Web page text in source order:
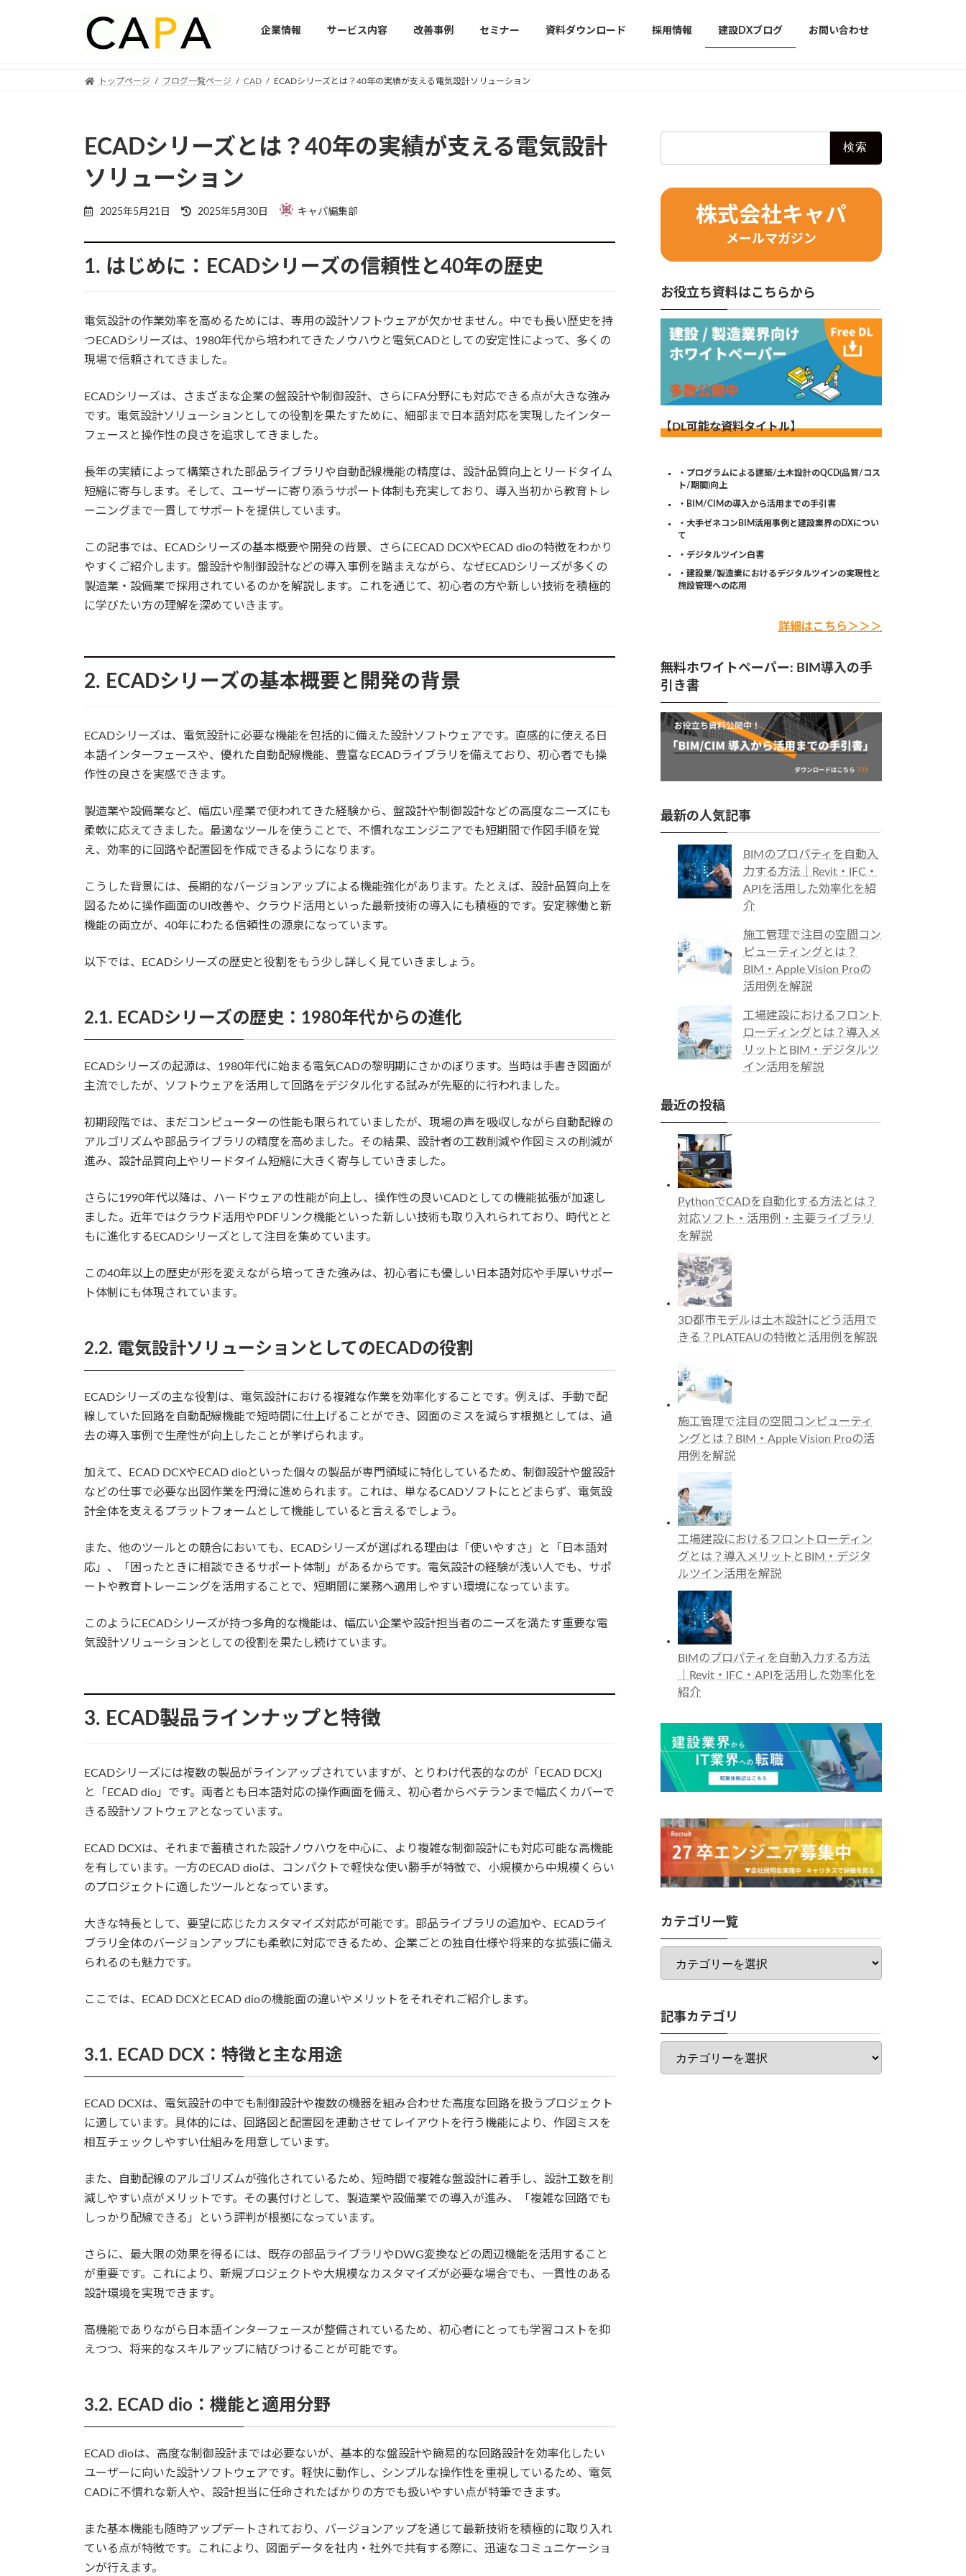
企業情報 サービス内容 改善事例 セミナー 資料ダウンロード 採用情報 建設DXブログ お問い合わせ
トップページ ブログ一覧ページ CAD ECADシリーズとは？40年の実績が支える電気設計ソリューション
ECADシリーズとは？40年の実績が支える電気設計
ソリューション
2025年5月21日
Last
updated
2025年5月30日 キャパ編集部
1. はじめに：ECADシリーズの信頼性と40年の歴史
電気設計の作業効率を高めるためには、専用の設計ソフトウェアが欠かせません。中でも長い歴史を持
つECADシリーズは、1980年代から培われてきたノウハウと電気CADとしての安定性によって、多くの
現場で信頼されてきました。
ECADシリーズは、さまざまな企業の盤設計や制御設計、さらにFA分野にも対応できる点が大きな強み
です。電気設計ソリューションとしての役割を果たすために、細部まで日本語対応を実現したインター
フェースと操作性の良さを追求してきました。
長年の実績によって構築された部品ライブラリや自動配線機能の精度は、設計品質向上とリードタイム
短縮に寄与します。そして、ユーザーに寄り添うサポート体制も充実しており、導入当初から教育トレ
ーニングまで一貫してサポートを提供しています。
この記事では、ECADシリーズの基本概要や開発の背景、さらにECAD DCXやECAD dioの特徴をわかり
やすくご紹介します。盤設計や制御設計などの導入事例を踏まえながら、なぜECADシリーズが多くの
製造業・設備業で採用されているのかを解説します。これを通じて、初心者の方や新しい技術を積極的
に学びたい方の理解を深めていきます。
2. ECADシリーズの基本概要と開発の背景
ECADシリーズは、電気設計に必要な機能を包括的に備えた設計ソフトウェアです。直感的に使える日
本語インターフェースや、優れた自動配線機能、豊富なECADライブラリを備えており、初心者でも操
作性の良さを実感できます。
製造業や設備業など、幅広い産業で使われてきた経験から、盤設計や制御設計などの高度なニーズにも
柔軟に応えてきました。最適なツールを使うことで、不慣れなエンジニアでも短期間で作図手順を覚
え、効率的に回路や配置図を作成できるようになります。
こうした背景には、長期的なバージョンアップによる機能強化があります。たとえば、設計品質向上を
図るために操作画面のUI改善や、クラウド活用といった最新技術の導入にも積極的です。安定稼働と新
機能の両立が、40年にわたる信頼性の源泉になっています。
以下では、ECADシリーズの歴史と役割をもう少し詳しく見ていきましょう。
2.1. ECADシリーズの歴史：1980年代からの進化
ECADシリーズの起源は、1980年代に始まる電気CADの黎明期にさかのぼります。当時は手書き図面が
主流でしたが、ソフトウェアを活用して回路をデジタル化する試みが先駆的に行われました。
初期段階では、まだコンピューターの性能も限られていましたが、現場の声を吸収しながら自動配線の
アルゴリズムや部品ライブラリの精度を高めました。その結果、設計者の工数削減や作図ミスの削減が
進み、設計品質向上やリードタイム短縮に大きく寄与していきました。
さらに1990年代以降は、ハードウェアの性能が向上し、操作性の良いCADとしての機能拡張が加速し
ました。近年ではクラウド活用やPDFリンク機能といった新しい技術も取り入れられており、時代とと
もに進化するECADシリーズとして注目を集めています。
この40年以上の歴史が形を変えながら培ってきた強みは、初心者にも優しい日本語対応や手厚いサポー
ト体制にも体現されています。
2.2. 電気設計ソリューションとしてのECADの役割
ECADシリーズの主な役割は、電気設計における複雑な作業を効率化することです。例えば、手動で配
線していた回路を自動配線機能で短時間に仕上げることができ、図面のミスを減らす根拠としては、過
去の導入事例で生産性が向上したことが挙げられます。
加えて、ECAD DCXやECAD dioといった個々の製品が専門領域に特化しているため、制御設計や盤設計
などの仕事で必要な出図作業を円滑に進められます。これは、単なるCADソフトにとどまらず、電気設
計全体を支えるプラットフォームとして機能していると言えるでしょう。
また、他のツールとの競合においても、ECADシリーズが選ばれる理由は「使いやすさ」と「日本語対
応」、「困ったときに相談できるサポート体制」があるからです。電気設計の経験が浅い人でも、サポ
ートや教育トレーニングを活用することで、短期間に業務へ適用しやすい環境になっています。
このようにECADシリーズが持つ多角的な機能は、幅広い企業や設計担当者のニーズを満たす重要な電
気設計ソリューションとしての役割を果たし続けています。
3. ECAD製品ラインナップと特徴
ECADシリーズには複数の製品がラインアップされていますが、とりわけ代表的なのが「ECAD DCX」
と「ECAD dio」です。両者とも日本語対応の操作画面を備え、初心者からベテランまで幅広くカバーで
きる設計ソフトウェアとなっています。
ECAD DCXは、それまで蓄積された設計ノウハウを中心に、より複雑な制御設計にも対応可能な高機能
を有しています。一方のECAD dioは、コンパクトで軽快な使い勝手が特徴で、小規模から中規模くらい
のプロジェクトに適したツールとなっています。
大きな特長として、要望に応じたカスタマイズ対応が可能です。部品ライブラリの追加や、ECADライ
ブラリ全体のバージョンアップにも柔軟に対応できるため、企業ごとの独自仕様や将来的な拡張に備え
られるのも魅力です。
ここでは、ECAD DCXとECAD dioの機能面の違いやメリットをそれぞれご紹介します。
3.1. ECAD DCX：特徴と主な用途
ECAD DCXは、電気設計の中でも制御設計や複数の機器を組み合わせた高度な回路を扱うプロジェクト
に適しています。具体的には、回路図と配置図を連動させてレイアウトを行う機能により、作図ミスを
相互チェックしやすい仕組みを用意しています。
また、自動配線のアルゴリズムが強化されているため、短時間で複雑な盤設計に着手し、設計工数を削
減しやすい点がメリットです。その裏付けとして、製造業や設備業での導入が進み、「複雑な回路でも
しっかり配線できる」という評判が根拠になっています。
さらに、最大限の効果を得るには、既存の部品ライブラリやDWG変換などの周辺機能を活用すること
が重要です。これにより、新規プロジェクトや大規模なカスタマイズが必要な場合でも、一貫性のある
設計環境を実現できます。
高機能でありながら日本語インターフェースが整備されているため、初心者にとっても学習コストを抑
えつつ、将来的なスキルアップに結びつけることが可能です。
3.2. ECAD dio：機能と適用分野
ECAD dioは、高度な制御設計までは必要ないが、基本的な盤設計や簡易的な回路設計を効率化したい
ユーザーに向いた設計ソフトウェアです。軽快に動作し、シンプルな操作性を重視しているため、電気
CADに不慣れな新人や、設計担当に任命されたばかりの方でも扱いやすい点が特筆できます。
また基本機能も随時アップデートされており、バージョンアップを通じて最新技術を積極的に取り入れ
ている点が特徴です。これにより、図面データを社内・社外で共有する際に、迅速なコミュニケーショ
ンが行えます。
株式会社キャパ
メールマガジン
お役立ち資料はこちらから
【DL可能な資料タイトル】
・プログラムによる建築/土木設計のQCD(品質/コス
ト/期間)向上
・BIM/CIMの導入から活用までの手引書
・大手ゼネコンBIM活用事例と建設業界のDXについ
て
・デジタルツイン白書
・建設業/製造業におけるデジタルツインの実現性と
施設管理への応用
詳細はこちら＞＞＞
無料ホワイトペーパー: BIM導入の手
引き書
最新の人気記事
BIMのプロパティを自動入
力する方法｜Revit・IFC・
APIを活用した効率化を紹
介
施工管理で注目の空間コン
ピューティングとは？
BIM・Apple Vision Proの
活用例を解説
工場建設におけるフロント
ローディングとは？導入メ
リットとBIM・デジタルツ
イン活用を解説
最近の投稿
PythonでCADを自動化する方法とは？
対応ソフト・活用例・主要ライブラリ
を解説
3D都市モデルは土木設計にどう活用で
きる？PLATEAUの特徴と活用例を解説
施工管理で注目の空間コンピューティ
ングとは？BIM・Apple Vision Proの活
用例を解説
工場建設におけるフロントローディン
グとは？導入メリットとBIM・デジタ
ルツイン活用を解説
BIMのプロパティを自動入力する方法
｜Revit・IFC・APIを活用した効率化を
紹介
カテゴリ一覧
カ
ゴ
一
覧
記事カテゴリ
記
カ